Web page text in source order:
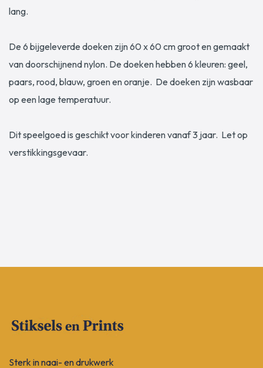
lang.
De 6 bijgeleverde doeken zijn 60 x 60 cm groot en gemaakt
van doorschijnend nylon. De doeken hebben 6 kleuren: geel,
paars, rood, blauw, groen en oranje. De doeken zijn wasbaar
op een lage temperatuur.
Dit speelgoed is geschikt voor kinderen vanaf 3 jaar. Let op
verstikkingsgevaar.
Sterk in naai- en drukwerk